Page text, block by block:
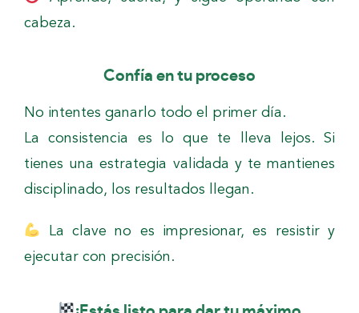
cabeza.
Confía en tu proceso
No intentes ganarlo todo el primer día.
La consistencia es lo que te lleva lejos. Si
tienes una estrategia validada y te mantienes
disciplinado, los resultados llegan.
La clave no es impresionar, es resistir y
ejecutar con precisión.